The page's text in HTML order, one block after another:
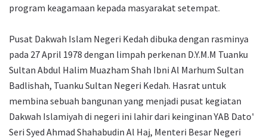
program keagamaan kepada masyarakat setempat.
Pusat Dakwah Islam Negeri Kedah dibuka dengan rasminya
pada 27 April 1978 dengan limpah perkenan D.Y.M.M Tuanku
Sultan Abdul Halim Muazham Shah Ibni Al Marhum Sultan
Badlishah, Tuanku Sultan Negeri Kedah. Hasrat untuk
membina sebuah bangunan yang menjadi pusat kegiatan
Dakwah Islamiyah di negeri ini lahir dari keinginan YAB Dato'
Seri Syed Ahmad Shahabudin Al Haj, Menteri Besar Negeri